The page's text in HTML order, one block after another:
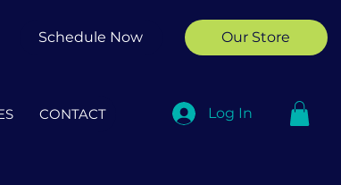
Schedule Now Our Store
CONTACT Log In